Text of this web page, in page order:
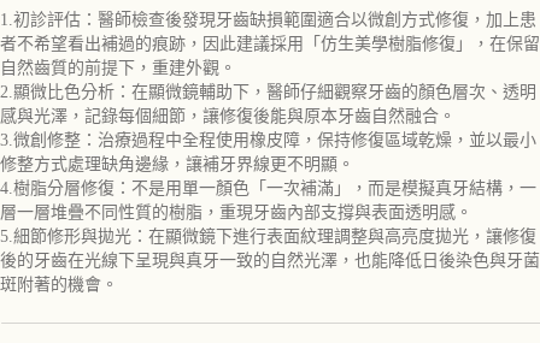
1.初診評估：醫師檢查後發現牙齒缺損範圍適合以微創方式修復，加上患
者不希望看出補過的痕跡，因此建議採用「仿生美學樹脂修復」，在保留
自然齒質的前提下，重建外觀。
2.顯微比色分析：在顯微鏡輔助下，醫師仔細觀察牙齒的顏色層次、透明
感與光澤，記錄每個細節，讓修復後能與原本牙齒自然融合。
3.微創修整：治療過程中全程使用橡皮障，保持修復區域乾燥，並以最小
修整方式處理缺角邊緣，讓補牙界線更不明顯。
4.樹脂分層修復：不是用單一顏色「一次補滿」，而是模擬真牙結構，一
層一層堆疊不同性質的樹脂，重現牙齒內部支撐與表面透明感。
5.細節修形與拋光：在顯微鏡下進行表面紋理調整與高亮度拋光，讓修復
後的牙齒在光線下呈現與真牙一致的自然光澤，也能降低日後染色與牙菌
斑附著的機會。